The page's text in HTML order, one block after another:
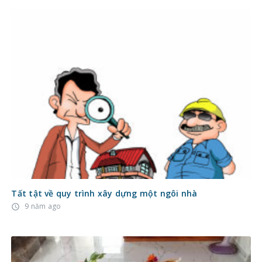
Tất tật về quy trình xây dựng một ngôi nhà
access_time 9 năm ago